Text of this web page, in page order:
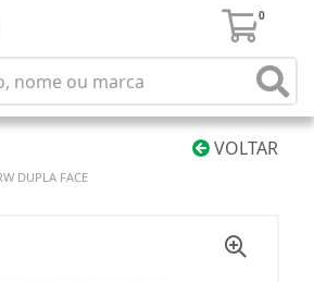
0
VOLTAR
DUPLA FACE